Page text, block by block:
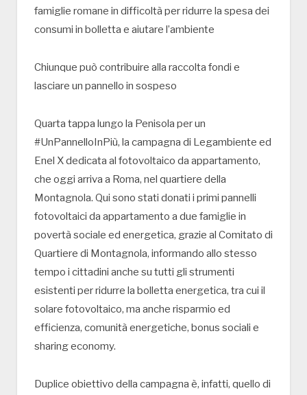
famiglie romane in difficoltà per ridurre la spesa dei
consumi in bolletta e aiutare l’ambiente
Chiunque può contribuire alla raccolta fondi e
lasciare un pannello in sospeso
Quarta tappa lungo la Penisola per un
#UnPannelloInPiù, la campagna di Legambiente ed
Enel X dedicata al fotovoltaico da appartamento,
che oggi arriva a Roma, nel quartiere della
Montagnola. Qui sono stati donati i primi pannelli
fotovoltaici da appartamento a due famiglie in
povertà sociale ed energetica, grazie al Comitato di
Quartiere di Montagnola, informando allo stesso
tempo i cittadini anche su tutti gli strumenti
esistenti per ridurre la bolletta energetica, tra cui il
solare fotovoltaico, ma anche risparmio ed
efficienza, comunità energetiche, bonus sociali e
sharing economy.
Duplice obiettivo della campagna è, infatti, quello di